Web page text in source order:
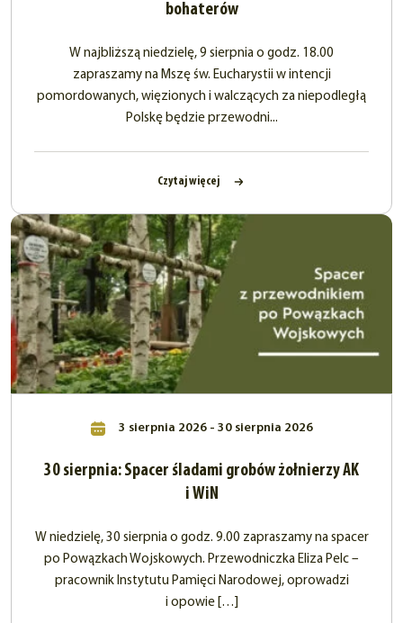
bohaterów
W najbliższą niedzielę, 9 sierpnia o godz. 18.00
zapraszamy na Mszę św. Eucharystii w intencji
pomordowanych, więzionych i walczących za niepodległą
Polskę będzie przewodni...
Czytaj więcej
3 sierpnia 2026 - 30 sierpnia 2026
30 sierpnia: Spacer śladami grobów żołnierzy AK
i WiN
W niedzielę, 30 sierpnia o godz. 9.00 zapraszamy na spacer
po Powązkach Wojskowych. Przewodniczka Eliza Pelc –
pracownik Instytutu Pamięci Narodowej, oprowadzi
i opowie […]